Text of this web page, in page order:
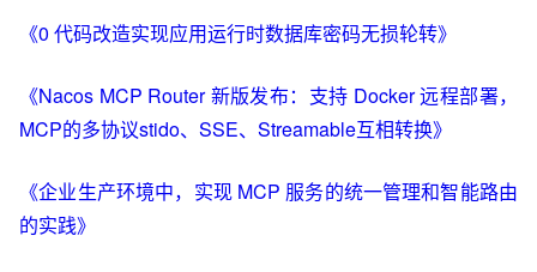
《0 代码改造实现应用运行时数据库密码无损轮转》
《Nacos MCP Router 新版发布：支持 Docker 远程部署，
MCP的多协议stido、SSE、Streamable互相转换》
《企业生产环境中，实现 MCP 服务的统一管理和智能路由
的实践》